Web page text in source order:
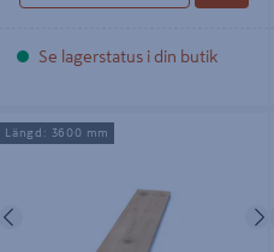
Se lagerstatus i din butik
YTTERPANEL 22X145X3600 G4-2
Längd: 3600 mm